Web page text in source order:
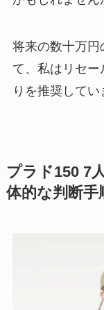
将来の数十万円
て、私はリセ
りを推奨してい
プラド150 7
体的な判断手